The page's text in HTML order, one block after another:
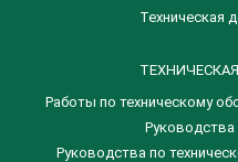
Техническая
Работы по техническому
Руководства
Руководства по